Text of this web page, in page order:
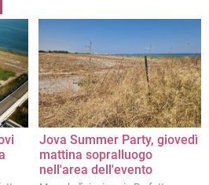
Jova Summer Party, giovedì
mattina sopralluogo
nell'area dell'evento